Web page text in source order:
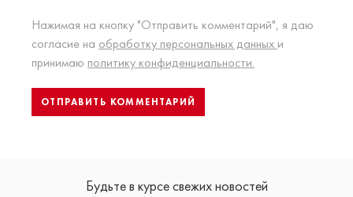
Нажимая на кнопку "Отправить комментарий", я даю
согласие на обработку персональных данных и
принимаю политику конфиденциальности.
Будьте в курсе свежих новостей